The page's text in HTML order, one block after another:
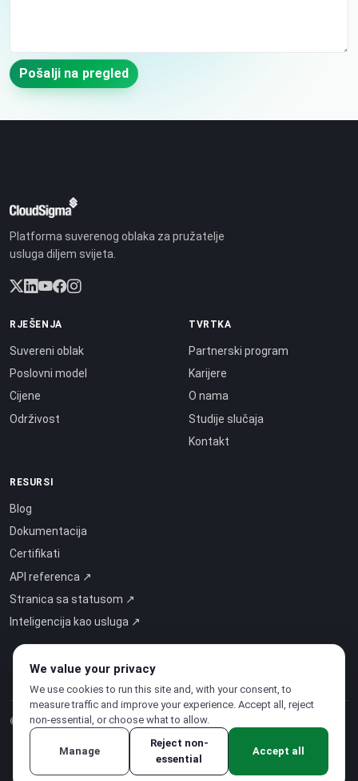
Pošalji na pregled
Platforma suverenog oblaka za pružatelje
usluga diljem svijeta.
RJEŠENJA
Suvereni oblak
Poslovni model
Cijene
Održivost
TVRTKA
Partnerski program
Karijere
O nama
Studije slučaja
Kontakt
RESURSI
Blog
Dokumentacija
Certifikati
API referenca ↗
Stranica sa statusom ↗
Inteligencija kao usluga ↗
© 2026 CloudSigma Holding AG.Sva prava pridržana
Pravila o privatnosti·Uvjeti pružanja usluge
We value your privacy
We use cookies to run this site and, with your consent, to
measure traffic and improve your experience. Accept all, reject
non-essential, or choose what to allow.
Manage
Reject non-
essential
Accept all